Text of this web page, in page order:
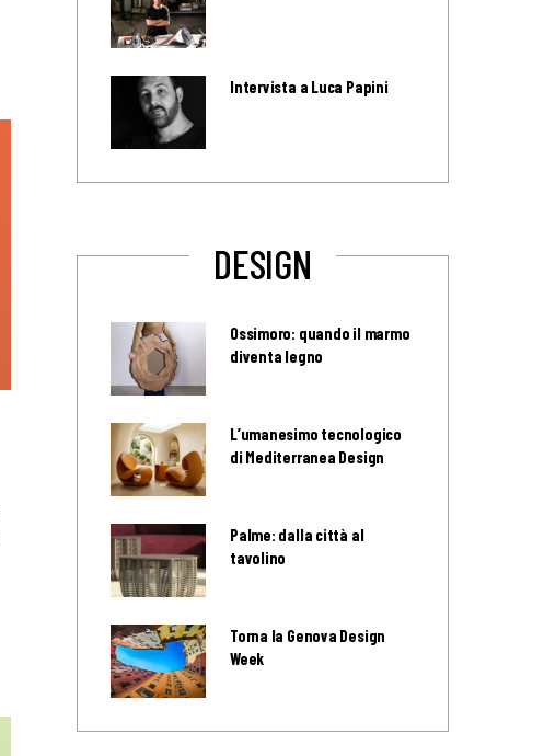
Intervista a Luca Papini
DESIGN
Ossimoro: quando il marmo
diventa legno
L’umanesimo tecnologico
di Mediterranea Design
Palme: dalla città al
tavolino
Torna la Genova Design
Week